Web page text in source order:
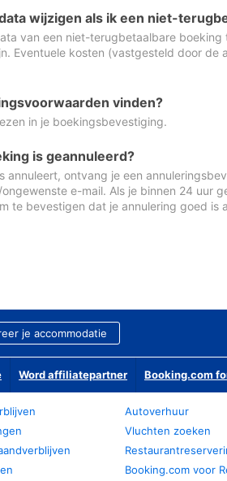
wijzigen als ik een niet-
van een niet-terugbetaalbare
Eventuele kosten (vastgesteld door de
vinden?
in je boekingsbevestiging.
is geannuleerd?
annuleert, ontvang je een
e-mail. Als je binnen 24 uur
te bevestigen dat je annulering goed is
je accommodatie
Word affiliatepartner Booking.com
Autoverhuur
Vluchten zoeken
Booking.com voor